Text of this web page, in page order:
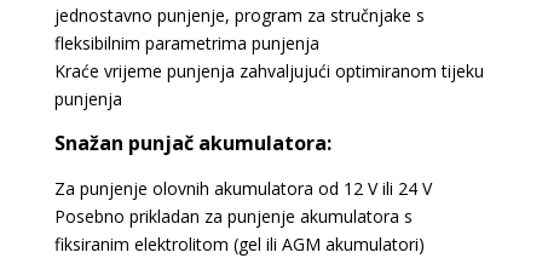
jednostavno punjenje, program za stručnjake s
fleksibilnim parametrima punjenja
Kraće vrijeme punjenja zahvaljujući optimiranom tijeku
punjenja
Snažan punjač akumulatora:
Za punjenje olovnih akumulatora od 12 V ili 24 V
Posebno prikladan za punjenje akumulatora s
fiksiranim elektrolitom (gel ili AGM akumulatori)